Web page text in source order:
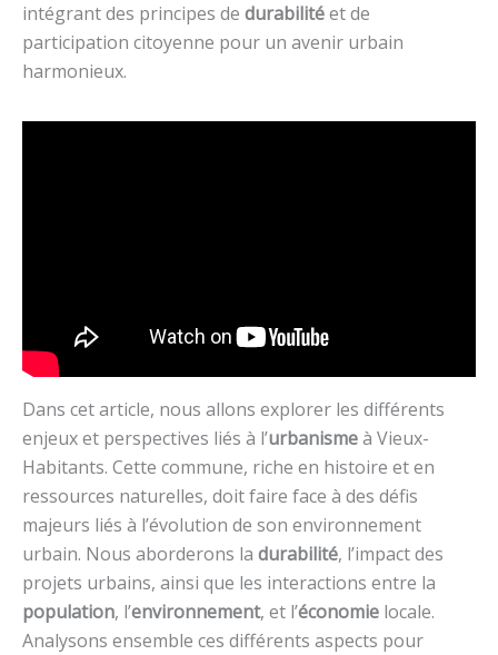
intégrant des principes de durabilitéet de
participation citoyenne pour un avenir urbain
harmonieux.
Dans cet article, nous allons explorer les différents
enjeux et perspectives liés à l’urbanismeà Vieux-
Habitants. Cette commune, riche en histoire et en
ressources naturelles, doit faire face à des défis
majeurs liés à l’évolution de son environnement
urbain. Nous aborderons la durabilité, l’impact des
projets urbains, ainsi que les interactions entre la
population, l’environnement, et l’économie locale.
Analysons ensemble ces différents aspects pour